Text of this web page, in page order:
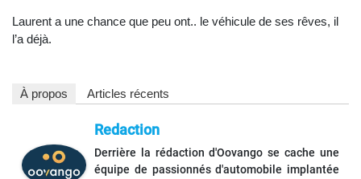
Laurent a une chance que peu ont.. le véhicule de ses rêves, il
l’a déjà.
À propos Articles récents
Redaction
Derrière la rédaction d'Oovango se cache une
équipe de passionnés d'automobile implantée